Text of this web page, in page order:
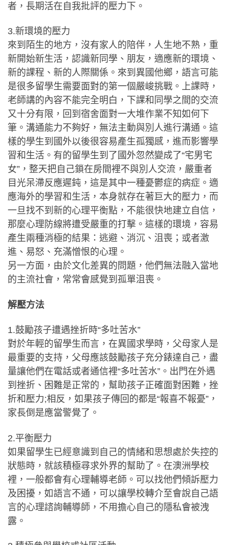
者，長期活在自我批評的壓力下。
3.新環境的壓力
來到陌生的地方，沒有家人的陪伴，人生地不熟，重
新開始新生活，認識新同學、朋友，適應新的環境、
新的課程、新的人際關係。來到異國他鄉，語言可能
是很多留學生需要面對的第一個嚴峻挑戰。上課時，
老師講的內容不能完全明白，下課和同學之間的交流
又十分有限，回到宿舍面對一大堆作業不知如何下
筆。溝通能力不夠好，無法主動與別人進行溝通。這
樣的學生到國外以後很容易產生孤獨感，進而影響學
習和生活。有的留學生到了國外忽然變成了“宅男宅
女”，整天把自己鎖在房間裡不與別人交流，嚴重者
目光呆滯反應遲鈍，這是其中一種憂鬱症的病症。適
應海外的學習和生活，本身就存在著巨大的壓力，而
一旦找不到新的心理平衡點，不能很快地建立自信，
那麼心理防線將遭受嚴重的打擊。這樣的環境，容易
產生兩種消極的結果：逃避、消沉、沮喪；或者激
進、易怒、充滿憎恨的心理。
另一方面，由於文化差異的問題，他們無法融入當地
的主流社會，常常會感覺到孤單沮喪。
解壓方法
1.鼓勵孩子遭遇挫折時“多吐苦水”
對於年輕的留學生而言，在異國求學時，父母家人是
最重要的支持，父母應該鼓勵孩子充分錶達自己，盡
量讓他們在電話或者通信裡“多吐苦水”。出門在外遇
到挫折、困難是正常的，幫助孩子正確面對困難，挫
折和壓力;相反，如果孩子傳回的都是“報喜不報憂”，
家長倒是應當警覺了。
2.平衡壓力
如果留學生已經意識到自己的情緒和思想處於失控的
狀態時，就該積極尋求外界的幫助了。在澳洲學校
裡，一般都會有心理輔導老師。可以找他們傾訴壓力
及困擾，如語言不通，可以讓學校轉介至會說自己語
言的心理諮詢輔導師，不用擔心自己的隱私會被洩
露。